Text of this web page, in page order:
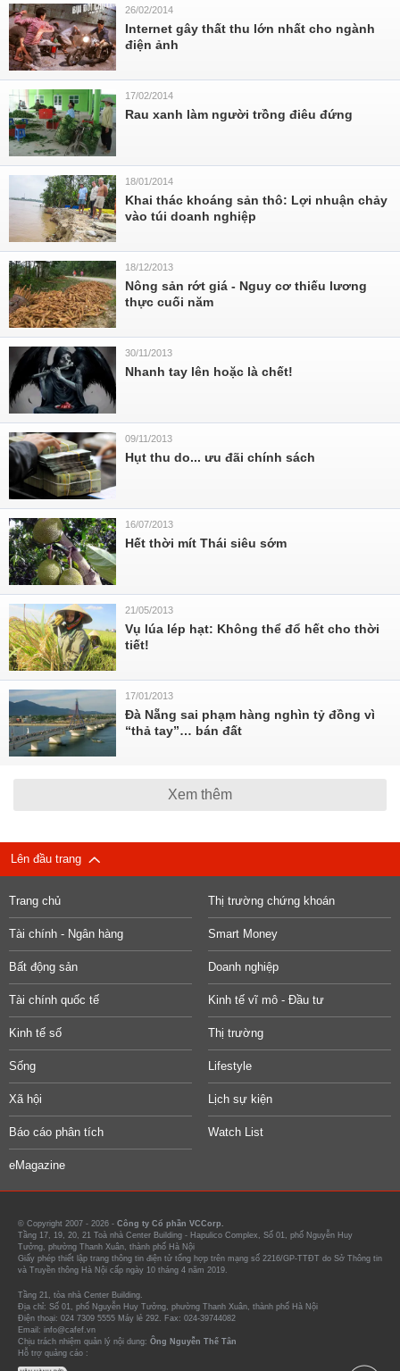
26/02/2014
Internet gây thất thu lớn nhất cho ngành
điện ảnh
17/02/2014
Rau xanh làm người trồng điêu đứng
18/01/2014
Khai thác khoáng sản thô: Lợi nhuận chảy
vào túi doanh nghiệp
18/12/2013
Nông sản rớt giá - Nguy cơ thiếu lương
thực cuối năm
30/11/2013
Nhanh tay lên hoặc là chết!
09/11/2013
Hụt thu do... ưu đãi chính sách
16/07/2013
Hết thời mít Thái siêu sớm
21/05/2013
Vụ lúa lép hạt: Không thể đổ hết cho thời
tiết!
17/01/2013
Đà Nẵng sai phạm hàng nghìn tỷ đồng vì
“thả tay”… bán đất
Xem thêm
Lên đầu trang
Trang chủ Thị trường chứng khoán
Tài chính - Ngân hàng Smart Money
Bất động sản Doanh nghiệp
Tài chính quốc tế Kinh tế vĩ mô - Đầu tư
Kinh tế số Thị trường
Sống Lifestyle
Xã hội Lịch sự kiện
Báo cáo phân tích Watch List
eMagazine
© Copyright 2007 - 2026 - Công ty Cổ phần VCCorp.
Tầng 17, 19, 20, 21 Toà nhà Center Building - Hapulico Complex, Số 01, phố Nguyễn Huy
Tưởng, phường Thanh Xuân, thành phố Hà Nội
Giấy phép thiết lập trang thông tin điện tử tổng hợp trên mạng số 2216/GP-TTĐT do Sở Thông tin
và Truyền thông Hà Nội cấp ngày 10 tháng 4 năm 2019.
Tầng 21, tòa nhà Center Building.
Địa chỉ: Số 01, phố Nguyễn Huy Tưởng, phường Thanh Xuân, thành phố Hà Nội
Điện thoại: 024 7309 5555 Máy lẻ 292. Fax: 024-39744082
Email: info@cafef.vn
Chịu trách nhiệm quản lý nội dung: Ông Nguyễn Thế Tân
Hỗ trợ quảng cáo :